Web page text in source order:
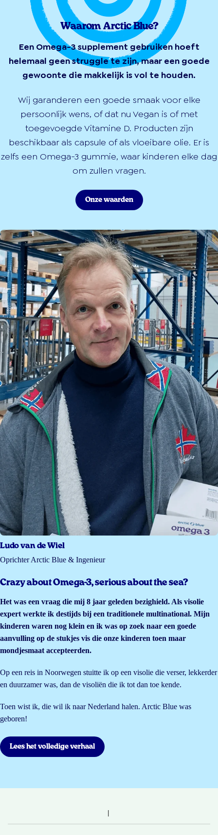
Waarom Arctic Blue?
Een Omega-3 supplement gebruiken hoeft
helemaal geen struggle te zijn, maar een goede
gewoonte die makkelijk is vol te houden.
Wij garanderen een goede smaak voor elke
persoonlijk wens, of dat nu Vegan is of met
toegevoegde Vitamine D. Producten zijn
beschikbaar als capsule of als vloeibare olie. Er is
zelfs een Omega-3 gummie, waar kinderen elke dag
om zullen vragen.
Onze waarden
Ludo van de Wiel
Oprichter Arctic Blue & Ingenieur
Crazy about Omega-3, serious about the sea?
Het was een vraag die mij 8 jaar geleden bezighield. Als visolie
expert werkte ik destijds bij een traditionele multinational. Mijn
kinderen waren nog klein en ik was op zoek naar een goede
aanvulling op de stukjes vis die onze kinderen toen maar
mondjesmaat accepteerden.
Op een reis in Noorwegen stuitte ik op een visolie die verser, lekkerder
en duurzamer was, dan de visoliën die ik tot dan toe kende.
Toen wist ik, die wil ik naar Nederland halen. Arctic Blue was
geboren!
Lees het volledige verhaal